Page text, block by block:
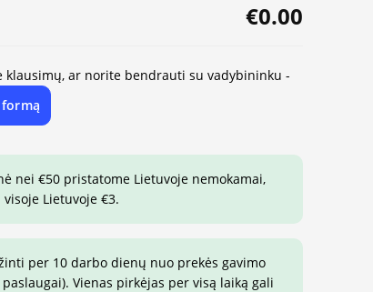
€0.00
klausimų, ar norite bendrauti su vadybininku -
nei €50 pristatome Lietuvoje nemokamai,
Lietuvoje €3.
per 10 darbo dienų nuo prekės gavimo
Vienas pirkėjas per visą laiką gali